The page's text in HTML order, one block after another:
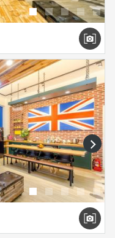
next